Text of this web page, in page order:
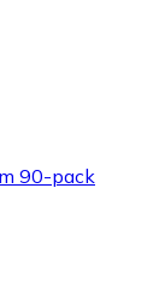
90-pack